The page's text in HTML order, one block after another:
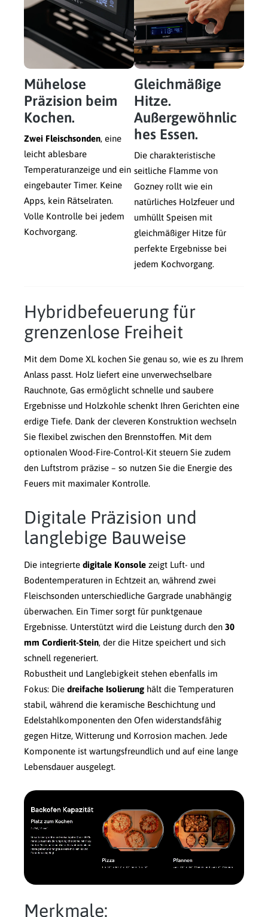
Mühelose
Präzision beim
Kochen.
Zwei Fleischsonden, eine
leicht ablesbare
Temperaturanzeige und ein
eingebauter Timer. Keine
Apps, kein Rätselraten.
Volle Kontrolle bei jedem
Kochvorgang.
Gleichmäßige
Hitze.
Außergewöhnlic
hes Essen.
Die charakteristische
seitliche Flamme von
Gozney rollt wie ein
natürliches Holzfeuer und
umhüllt Speisen mit
gleichmäßiger Hitze für
perfekte Ergebnisse bei
jedem Kochvorgang.
Hybridbefeuerung für
grenzenlose Freiheit
Mit dem Dome XL kochen Sie genau so, wie es zu Ihrem
Anlass passt. Holz liefert eine unverwechselbare
Rauchnote, Gas ermöglicht schnelle und saubere
Ergebnisse und Holzkohle schenkt Ihren Gerichten eine
erdige Tiefe. Dank der cleveren Konstruktion wechseln
Sie flexibel zwischen den Brennstoffen. Mit dem
optionalen Wood-Fire-Control-Kit steuern Sie zudem
den Luftstrom präzise – so nutzen Sie die Energie des
Feuers mit maximaler Kontrolle.
Digitale Präzision und
langlebige Bauweise
Die integrierte digitale Konsole zeigt Luft- und
Bodentemperaturen in Echtzeit an, während zwei
Fleischsonden unterschiedliche Gargrade unabhängig
überwachen. Ein Timer sorgt für punktgenaue
Ergebnisse. Unterstützt wird die Leistung durch den 30
mm Cordierit-Stein, der die Hitze speichert und sich
schnell regeneriert.
Robustheit und Langlebigkeit stehen ebenfalls im
Fokus: Die dreifache Isolierung hält die Temperaturen
stabil, während die keramische Beschichtung und
Edelstahlkomponenten den Ofen widerstandsfähig
gegen Hitze, Witterung und Korrosion machen. Jede
Komponente ist wartungsfreundlich und auf eine lange
Lebensdauer ausgelegt.
Merkmale: